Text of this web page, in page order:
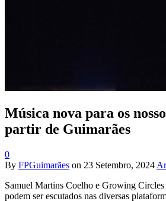
Música nova para os
partir de Guimarães
0
By FPGuimarães on 23 Setembro, 2024
Samuel Martins Coelho e Growing Circles
podem ser escutados nas diversas